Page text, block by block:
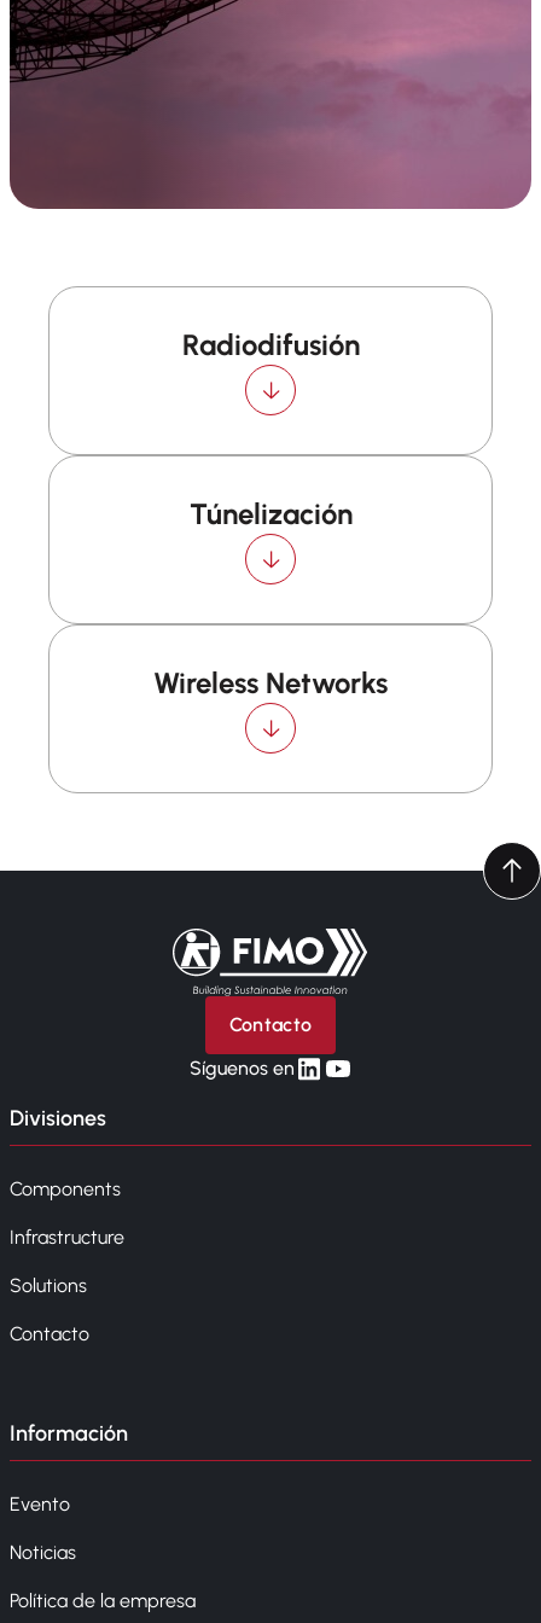
Radiodifusión
Túnelización
Wireless Networks
Volver a la página principal
Contacto
Síguenos enlinkedin
yt
Divisiones
Components
Infrastructure
Solutions
Contacto
Información
Evento
Noticias
Política de la empresa